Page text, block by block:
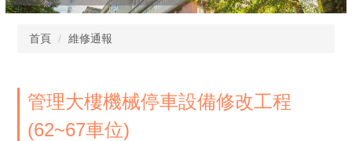
首頁 維修通報
管理大樓機械停車設備修改工程
(62~67車位)